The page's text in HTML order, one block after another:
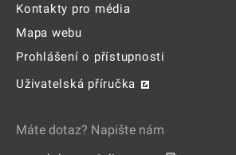
Kontakty pro média
Mapa webu
Prohlášení o přístupnosti
Uživatelská příručka
Máte dotaz? Napište nám